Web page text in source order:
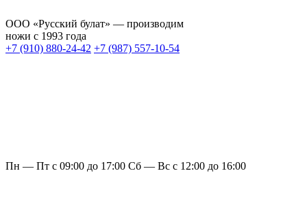
ООО «Русский булат» — производим
ножи с 1993 года
+7 (910) 880-24-42 +7 (987) 557-10-54
Пн — Пт с 09:00 до 17:00 Сб — Вс с 12:00 до 16:00